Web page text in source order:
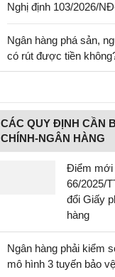
Nghị định 103/2026/
Ngân hàng phá sản,
có rút được tiền
CÁC QUY ĐỊNH CẦN
CHÍNH-NGÂN HÀNG
Điểm mới
66/2025/
đổi Giấy
hàng
Ngân hàng phải kiểm
mô hình 3 tuyến bảo